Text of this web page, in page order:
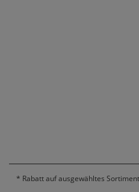
* Rabatt auf ausgewähltes